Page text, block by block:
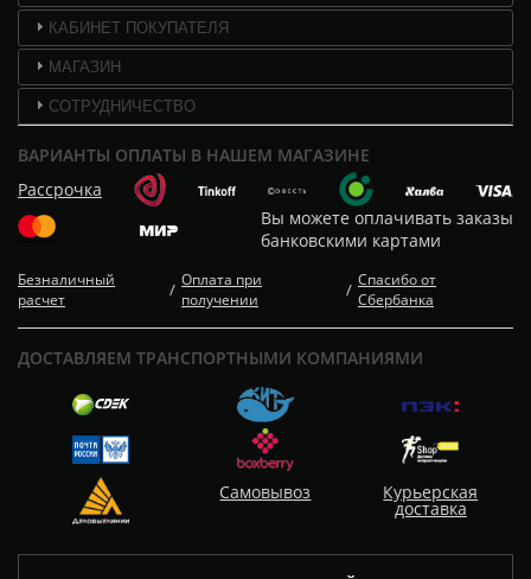
КАБИНЕТ ПОКУПАТЕЛЯ
МАГАЗИН
СОТРУДНИЧЕСТВО
ВАРИАНТЫ ОПЛАТЫ В НАШЕМ МАГАЗИНЕ
Рассрочка
Вы можете оплачивать заказы
банковскими картами
Безналичный
расчет
/ Оплата при
получении
/ Спасибо от
Сбербанка
ДОСТАВЛЯЕМ ТРАНСПОРТНЫМИ КОМПАНИЯМИ
Самовывоз Курьерская
доставка